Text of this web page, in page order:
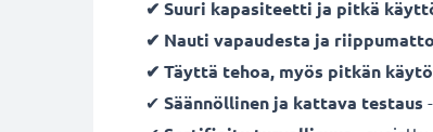
✔ Suuri kapasiteetti ja pitkä
✔ Nauti vapaudesta ja
✔ Täyttä tehoa, myös pitkän
✔ Säännöllinen ja kattava testaus